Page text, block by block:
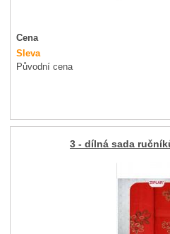
Cena
Sleva
Původní cena
3 - dílná sada